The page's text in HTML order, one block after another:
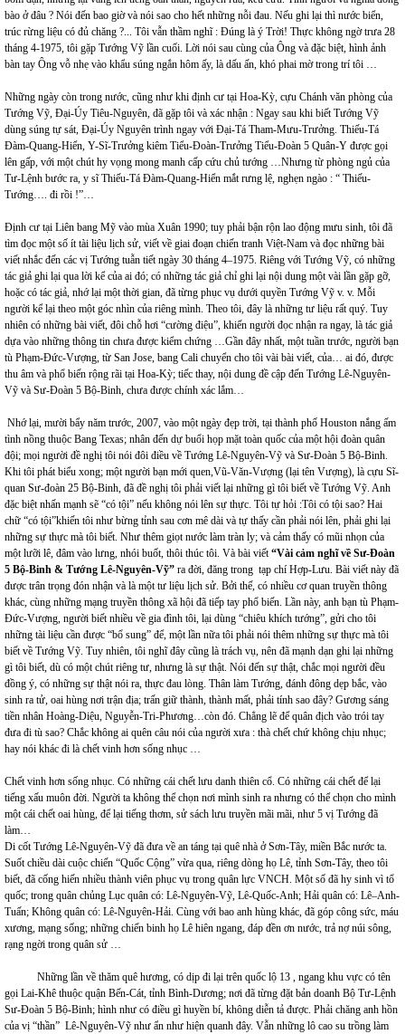
bào ở đâu ? Nói đến bao giờ và nói sao cho hết những nỗi đau. Nếu ghi lại thì nước biển,
trúc rừng liệu có đủ chăng ?... Tôi vẫn thầm nghĩ : Đúng là ý Trời! Thực không ngờ trưa 28
tháng 4-1975, tôi gặp Tướng Vỹ lần cuối. Lời nói sau cùng của Ông và đặc biệt, hình ảnh
bàn tay Ông vỗ nhẹ vào khẩu súng ngắn hôm ấy, là dấu ấn, khó phai mờ trong trí tôi …
Những ngày còn trong nước, cũng như khi định cư tại Hoa-Kỳ, cựu Chánh văn phòng của
Tướng Vỹ, Đại-Úy Tiêu-Nguyên, đã gặp tôi và xác nhận : Ngay sau khi biết Tướng Vỹ
dùng súng tự sát, Đại-Úy Nguyên trình ngay với Đại-Tá Tham-Mưu-Trưởng. Thiếu-Tá
Đàm-Quang-Hiển, Y-Sĩ-Trưởng kiêm Tiểu-Đoàn-Trưởng Tiểu-Đoàn 5 Quân-Y được gọi
lên gấp, với một chút hy vọng mong manh cấp cứu chủ tướng …Nhưng từ phòng ngủ của
Tư-Lệnh bước ra, y sĩ Thiếu-Tá Đàm-Quang-Hiển mắt rưng lệ, nghẹn ngào : “ Thiếu-
Tướng…. đi rồi !”…
Định cư tại Liên bang Mỹ vào mùa Xuân 1990; tuy phải bận rộn lao động mưu sinh, tôi đã
tìm đọc một số ít tài liệu lịch sử, viết về giai đoạn chiến tranh Việt-Nam và đọc những bài
viết nhắc đến các vị Tướng tuẫn tiết ngày 30 tháng 4–1975. Riêng với Tướng Vỹ, có những
tác giả ghi lại qua lời kể của ai đó; có những tác giả chỉ ghi lại nội dung một vài lần gặp gỡ,
hoặc có tác giả, nhớ lại một thời gian, đã từng phục vụ dưới quyền Tướng Vỹ v. v. Mỗi
người kể lại theo một góc nhìn của riêng mình. Theo tôi, đây là những tư liệu rất quý. Tuy
nhiên có những bài viết, đôi chỗ hơi “cường điệu”, khiến người đọc nhận ra ngay, là tác giả
dựa vào những thông tin chưa được kiểm chứng …Gần đây nhất, một tuần trước, người bạn
tù Phạm-Đức-Vượng, từ San Jose, bang Cali chuyển cho tôi vài bài viết, của… ai đó, được
thu âm và phổ biến rộng rãi tại Hoa-Kỳ; tiếc thay, nội dung đề cập đến Tướng Lê-Nguyên-
Vỹ và Sư-Đoàn 5 Bộ-Binh, chưa được chính xác lắm…
Nhớ lại, mười bẩy năm trước, 2007, vào một ngày đẹp trời, tại thành phố Houston nắng ấm
tình nồng thuộc Bang Texas; nhân đến dự buổi họp mặt toàn quốc của một hội đoàn quân
đội; mọi người đề nghị tôi nói đôi điều về Tướng Lê-Nguyên-Vỹ và Sư-Đoàn 5 Bộ-Binh.
Khi tôi phát biểu xong; một người bạn mới quen,Vũ-Văn-Vượng (lại tên Vượng), là cựu Sĩ-
quan Sư-đoàn 25 Bộ-Binh, đã đề nghị tôi phải viết lại những gì tôi biết về Tướng Vỹ. Anh
đặc biệt nhấn mạnh sẽ “có tội” nếu không nói lên sự thực. Tôi tự hỏi :Tôi có tội sao? Hai
chữ “có tội”khiến tôi như bừng tỉnh sau cơn mê dài và tự thấy cần phải nói lên, phải ghi lại
những sự thực mà tôi biết. Như thêm giọt nước làm tràn ly; và cảm thấy có mũi nhọn của
một lưỡi lê, đâm vào lưng, nhói buốt, thôi thúc tôi. Và bài viết“Vài cảm nghĩ về Sư-Đoàn
5 Bộ-Binh & Tướng Lê-Nguyên-Vỹ” ra đời, đăng trong tạp chí Hợp-Lưu. Bài viết này đã
được trân trọng đón nhận và là một tư liệu lịch sử. Bởi thế, có nhiều cơ quan truyền thông
khác, cùng những mạng truyền thông xã hội đã tiếp tay phổ biến. Lần này, anh bạn tù Phạm-
Đức-Vượng, người biết nhiều về gia đình tôi, lại dùng “chiêu khích tướng”, gửi cho tôi
những tài liệu cần được “bổ sung” để, một lần nữa tôi phải nói thêm những sự thực mà tôi
biết về Tướng Vỹ. Tuy nhiên, tôi nghĩ đây cũng là trách vụ, nên đã mạnh dạn ghi lại những
gì tôi biết, dù có một chút riêng tư, nhưng là sự thật. Nói đến sự thật, chắc mọi người đều
đồng ý, có những sự thật nói ra, thực đau lòng. Thân làm Tướng, đánh đông dẹp bắc, vào
sinh ra tử, oai hùng nơi trận địa; trấn giữ thành, thành mất, phải tính sao đây? Gương sáng
tiền nhân Hoàng-Diệu, Nguyễn-Tri-Phương…còn đó. Chẳng lẽ để quân địch vào trói tay
đưa đi tù sao? Chắc không ai quên câu nói của người xưa : thà chết chứ không chịu nhục;
hay nói khác đi là chết vinh hơn sống nhục …
Chết vinh hơn sống nhục. Có những cái chết lưu danh thiên cổ. Có những cái chết để lại
tiếng xấu muôn đời. Người ta không thể chọn nơi mình sinh ra nhưng có thể chọn cho mình
một cái chết oai hùng, để lại tiếng thơm, sử sách lưu truyền mãi mãi, như 5 vị Tướng đã
làm…
Di cốt Tướng Lê-Nguyên-Vỹ đã đưa về an táng tại quê nhà ở Sơn-Tây, miền Bắc nước ta.
Suốt chiều dài cuộc chiến “Quốc Cộng” vừa qua, riêng dòng họ Lê, tỉnh Sơn-Tây, theo tôi
biết, đã cống hiến nhiều thành viên phục vụ trong quân lực VNCH. Một số đã hy sinh vì tổ
quốc; trong quân chủng Lục quân có: Lê-Nguyên-Vỹ, Lê-Quốc-Anh; Hải quân có: Lê–Anh-
Tuấn; Không quân có: Lê-Nguyên-Hải. Cùng với bao anh hùng khác, đã góp công sức, máu
xương, mạng sống; những chiến binh họ Lê hiên ngang, đáp đền ơn nước, trả nợ núi sông,
rạng ngời trong quân sử …
Những lần về thăm quê hương, có dịp đi lại trên quốc lộ 13 , ngang khu vực có tên
gọi Lai-Khê thuộc quận Bến-Cát, tỉnh Bình-Dương; nơi đã từng đặt bản doanh Bộ Tư-Lệnh
Sư-Đoàn 5 Bộ-Binh; hình như có điều gì huyền bí, không diễn tả được. Phải chăng anh hồn
của vị “thần” Lê-Nguyên-Vỹ như ẩn như hiện quanh đây. Vẫn những lô cao su trồng làm